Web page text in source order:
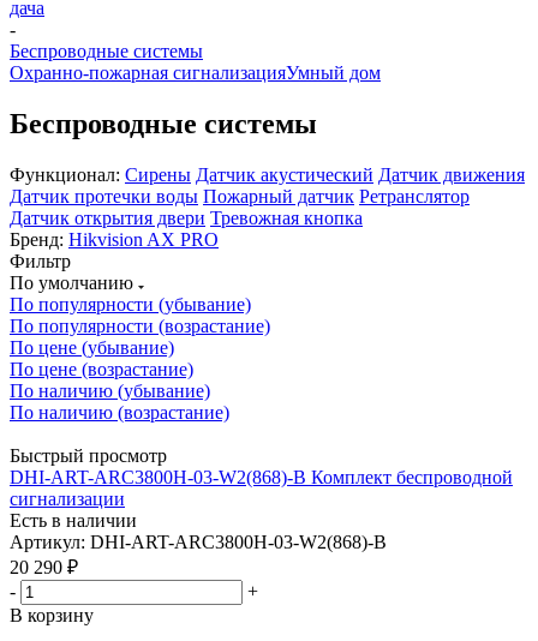
дача
-
Беспроводные системы
Охранно-пожарная сигнализацияУмный дом
Беспроводные системы
Функционал: Сирены Датчик акустический Датчик движения
Датчик протечки воды Пожарный датчик Ретранслятор
Датчик открытия двери Тревожная кнопка
Бренд: Hikvision AX PRO
Фильтр
По умолчанию
По популярности (убывание)
По популярности (возрастание)
По цене (убывание)
По цене (возрастание)
По наличию (убывание)
По наличию (возрастание)
Быстрый просмотр
DHI-ART-ARC3800H-03-W2(868)-B Комплект беспроводной
сигнализации
Есть в наличии
Артикул: DHI-ART-ARC3800H-03-W2(868)-B
20 290 ₽
-
+
В корзину